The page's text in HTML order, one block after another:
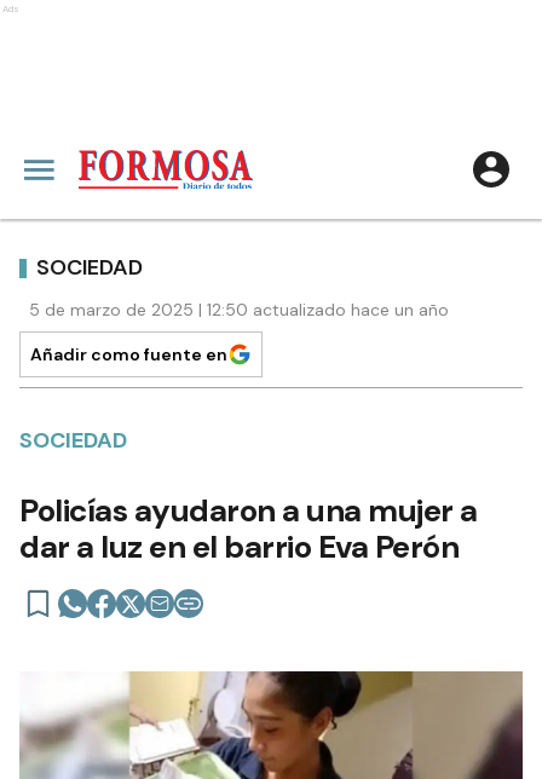
Ads
SOCIEDAD
5 de marzo de 2025 | 12:50 actualizado hace un año
Añadir como fuente en
SOCIEDAD
Policías ayudaron a una mujer a
dar a luz en el barrio Eva Perón